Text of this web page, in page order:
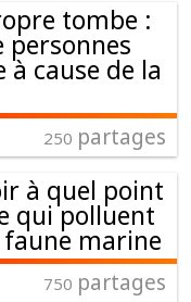
tombe :
personnes
cause de la
250 partages
à quel point
qui polluent
faune marine
750 partages